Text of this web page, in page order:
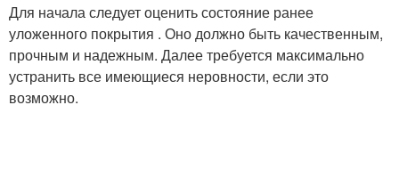
Для начала следует оценить состояние ранее
уложенного покрытия . Оно должно быть качественным,
прочным и надежным. Далее требуется максимально
устранить все имеющиеся неровности, если это
возможно.